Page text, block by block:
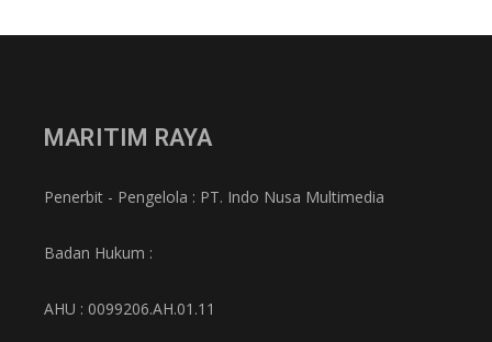
MARITIM RAYA
Penerbit - Pengelola : PT. Indo Nusa Multimedia
Badan Hukum :
AHU : 0099206.AH.01.11